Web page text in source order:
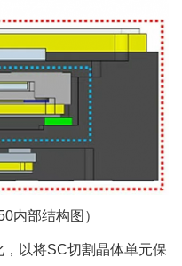
内部结构图）
以将SC切割晶体单元保